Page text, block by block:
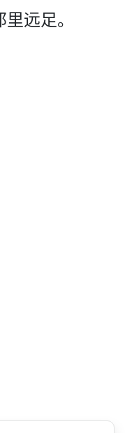
远足。